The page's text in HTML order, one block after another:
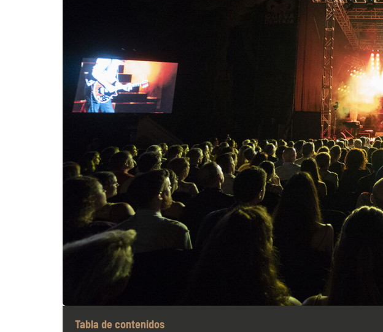
Tabla de contenidos